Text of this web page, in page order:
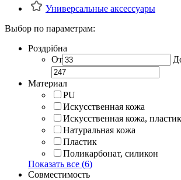
Универсальные аксессуары
Выбор по параметрам:
Роздрібна
От
Материал
PU
Искусственная кожа
Искусственная кожа, пластик
Натуральная кожа
Пластик
Поликарбонат, силикон
Показать все (6)
Совместимость